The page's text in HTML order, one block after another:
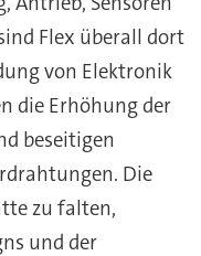
Flex überall dort
von Elektronik
die Erhöhung der
beseitigen
Die
zu falten,
und der